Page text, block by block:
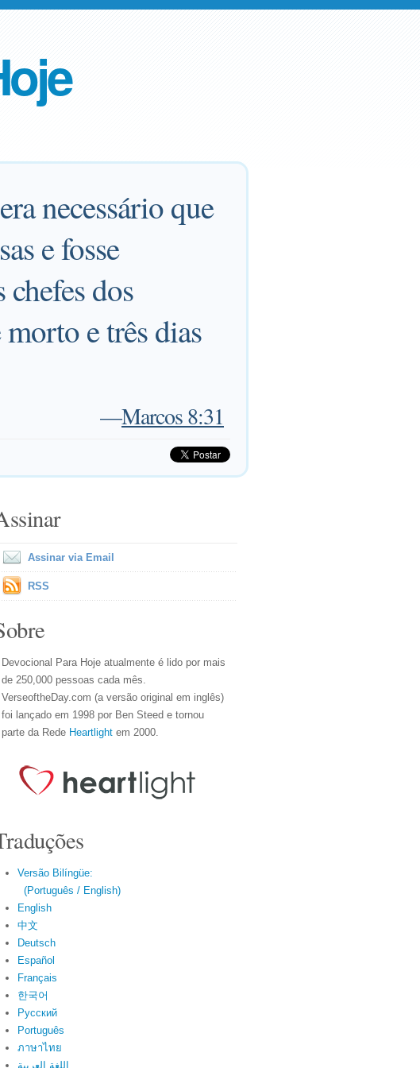
necessário que
e fosse
dos
morto e três dias
—Marcos 8:31
Assinar via Email
RSS
Devocional Para Hoje atualmente é lido por mais
de 250,000 pessoas cada mês.
VerseoftheDay.com (a versão original em inglês)
foi lançado em 1998 por Ben Steed e tornou
parte da Rede Heartlight em 2000.
Versão Bilíngüe:
(Português / English)
English
中文
Deutsch
Español
Français
한국어
Русский
Português
ภาษาไทย
اللغة العربية